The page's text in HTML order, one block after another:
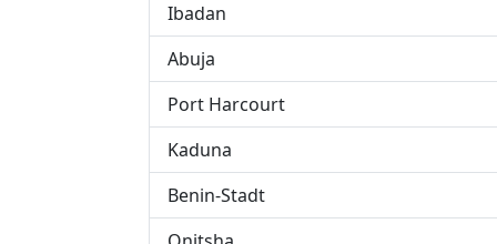
Ibadan
Abuja
Port Harcourt
Kaduna
Benin-Stadt